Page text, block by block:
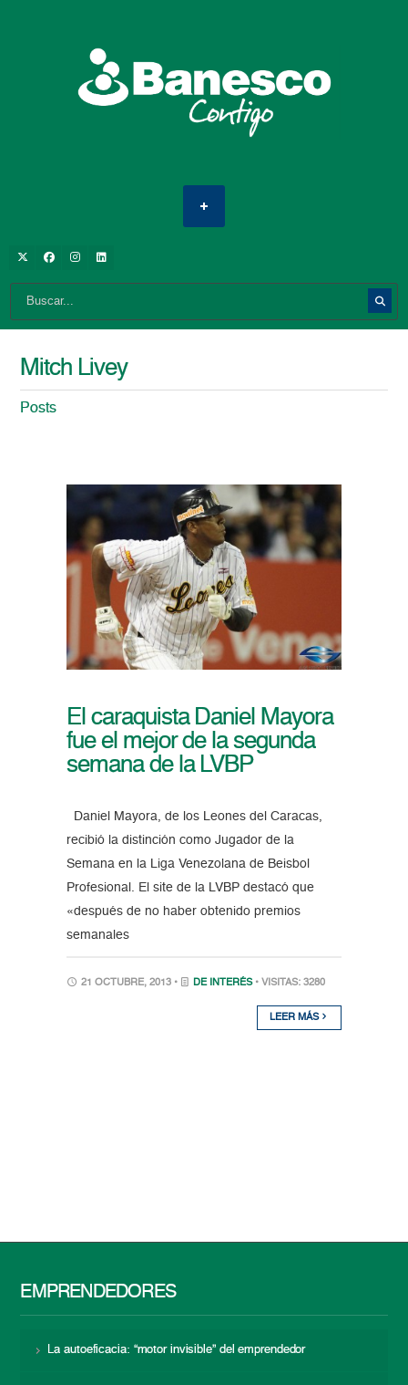
Mitch Livey
Posts
El caraquista Daniel Mayora
fue el mejor de la segunda
semana de la LVBP
Daniel Mayora, de los Leones del Caracas,
recibió la distinción como Jugador de la
Semana en la Liga Venezolana de Beisbol
Profesional. El site de la LVBP destacó que
«después de no haber obtenido premios
semanales
21 OCTUBRE, 2013 • DE INTERÉS • VISITAS: 3280
LEER MÁS
EMPRENDEDORES
La autoeficacia: “motor invisible” del emprendedor